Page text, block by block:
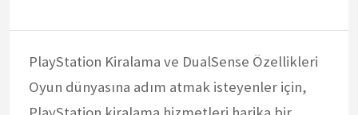
PlayStation Kiralama ve DualSense Özellikleri
Oyun dünyasına adım atmak isteyenler için,